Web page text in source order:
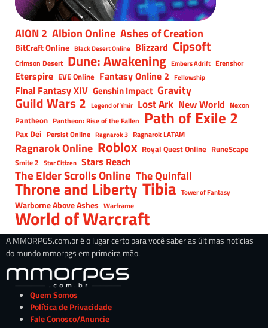
AION 2 Albion Online Ashes of Creation
BitCraft Online Black Desert Online Blizzard Cipsoft
Crimson Desert Dune: Awakening Embers Adrift Erenshor
Eterspire EVE Online Fantasy Online 2 Fellowship
Final Fantasy XIV Genshin Impact Gravity
Guild Wars 2 Legend of Ymir Lost Ark New World Nexon
Pantheon Pantheon: Rise of the Fallen Path of Exile 2
Pax Dei Persist Online Ragnarok 3 Ragnarok LATAM
Ragnarok Online Roblox Royal Quest Online RuneScape
Smite 2 Star Citizen Stars Reach
The Elder Scrolls Online The Quinfall
Throne and Liberty Tibia Tower of Fantasy
Warborne Above Ashes Warframe
World of Warcraft
A MMORPGS.com.br é o lugar certo para você saber as últimas notícias
do mundo mmorpgs em primeira mão.
Quem Somos
Política de Privacidade
Fale Conosco/Anuncie